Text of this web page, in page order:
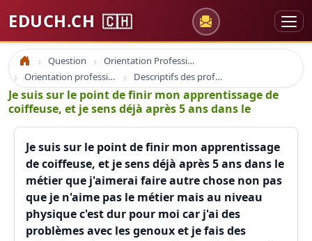
EDUCH.CH 🇨🇭
Accueil Question
Orientation Professionnelle
Orientation professionnelle et professionnel
Descriptifs des professions
Je suis sur le point de finir mon apprentissage de
coiffeuse, et je sens déjà après 5 ans dans le
Je suis sur le point de finir mon apprentissage
de coiffeuse, et je sens déjà après 5 ans dans le
métier que j'aimerai faire autre chose non pas
que je n'aime pas le métier mais au niveau
physique c'est dur pour moi car j'ai des
problèmes avec les genoux et je fais des